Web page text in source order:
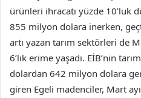
ürünleri ihracatı yüzde 10’luk
855 milyon dolara inerken,
artı yazan tarım sektörleri de
6’lık erime yaşadı. EİB’nin
dolardan 642 milyon dolara
giren Egeli madenciler, Mart